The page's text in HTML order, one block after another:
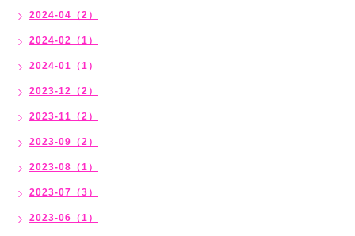
2024-04（2）
2024-02（1）
2024-01（1）
2023-12（2）
2023-11（2）
2023-09（2）
2023-08（1）
2023-07（3）
2023-06（1）